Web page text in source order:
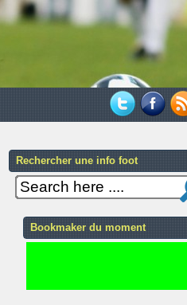
Rechercher une info foot
Bookmaker du moment